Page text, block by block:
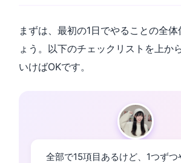
まずは、最初の1日でやることの全
ょう。以下のチェックリストを上か
いけばOKです。
全部で15項目あるけど、1つず